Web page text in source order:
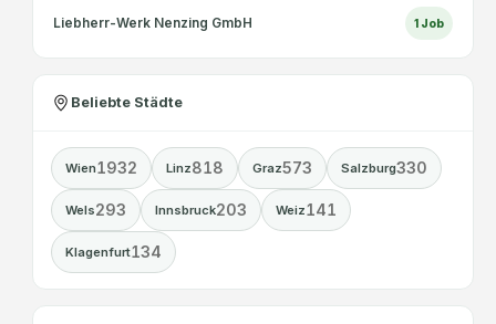
Liebherr-Werk Nenzing GmbH 1 Job
Beliebte Städte
Wien1932 Linz818 Graz573 Salzburg330
Wels293 Innsbruck203 Weiz141
Klagenfurt134